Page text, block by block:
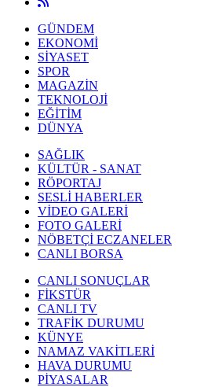
GÜNDEM
EKONOMİ
SİYASET
SPOR
MAGAZİN
TEKNOLOJİ
EĞİTİM
DÜNYA
SAĞLIK
KÜLTÜR - SANAT
RÖPORTAJ
SESLİ HABERLER
VİDEO GALERİ
FOTO GALERİ
NÖBETÇİ ECZANELER
CANLI BORSA
CANLI SONUÇLAR
FİKSTÜR
CANLI TV
TRAFİK DURUMU
KÜNYE
NAMAZ VAKİTLERİ
HAVA DURUMU
PİYASALAR